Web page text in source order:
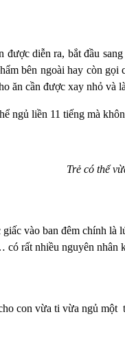
được diễn ra, bắt đầu
bên ngoài hay còn
cần được xay nhỏ và
ngủ liền 11 tiếng mà
Trẻ có thể
vào ban đêm chính
rất nhiều nguyên
con vừa ti vừa ngủ